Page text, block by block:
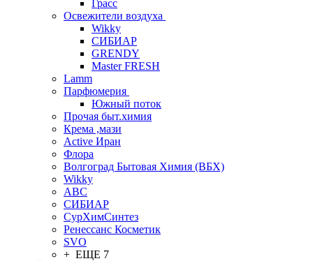
Грасс
Освежители воздуха
Wikky
СИБИАР
GRENDY
Master FRESH
Lamm
Парфюмерия
Южный поток
Прочая быт.химия
Крема ,мази
Аctive Иран
Флора
Волгоград Бытовая Химия (ВБХ)
Wikky
АВС
СИБИАР
СурХимСинтез
Ренессанс Косметик
SVO
+ ЕЩЕ 7